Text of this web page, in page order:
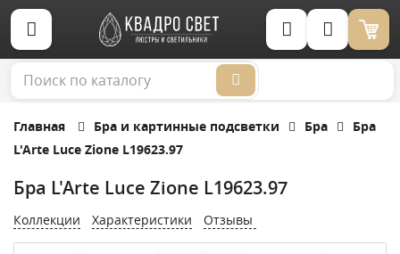
Корзина (0)
Главная Бра и картинные подсветки Бра
Бра
L'Arte Luce Zione L19623.97
Бра L'Arte Luce Zione L19623.97
Коллекции Характеристики Отзывы